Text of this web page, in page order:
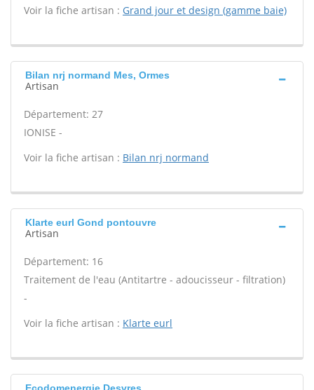
Voir la fiche artisan : Grand jour et design (gamme baie)
Bilan nrj normand Mes, Ormes
Artisan
Département: 27
IONISE -
Voir la fiche artisan : Bilan nrj normand
Klarte eurl Gond pontouvre
Artisan
Département: 16
Traitement de l'eau (Antitartre - adoucisseur - filtration)
-
Voir la fiche artisan : Klarte eurl